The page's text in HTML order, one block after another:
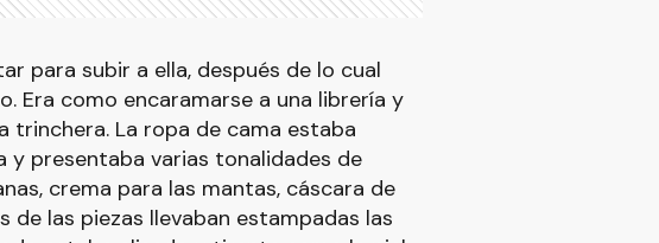
para subir a ella, después de lo cual
Era como encaramarse a una librería y
trinchera. La ropa de cama estaba
y presentaba varias tonalidades de
crema para las mantas, cáscara de
de las piezas llevaban estampadas las